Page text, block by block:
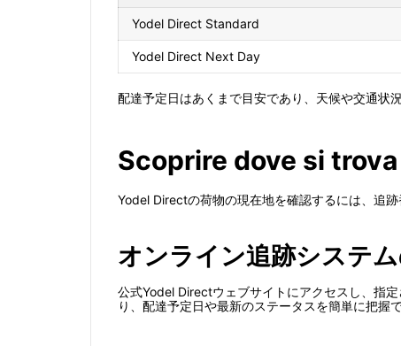
Yodel Direct Standard
Yodel Direct Next Day
配達予定日はあくまで目安であり、天候や交通状
Scoprire dove si
Yodel Directの荷物の現在地を確認するには、追
オンライン追跡システ
公式Yodel Directウェブサイトにアクセスし、指
り、配達予定日や最新のステータスを簡単に把握で